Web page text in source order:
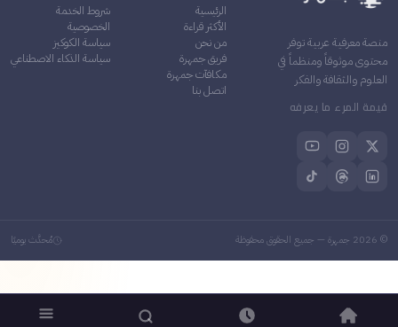
منصة معرفية عربية توفر
محتوى موثوقاً ومنظماً في
العلوم والثقافة والفكر
قيمة المرء ما يعرفه
الرئيسية
الأكثر قراءة
من نحن
فريق جمهرة
مكافآت جمهرة
اتصل بنا
شروط الخدمة
الخصوصية
سياسة الكوكيز
سياسة الذكاء الاصطناعي
©
2026جمهرة — جميع الحقوق محفوظة مُحدَّث يوميًا